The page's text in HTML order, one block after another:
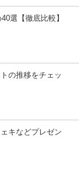
選【徹底比較】
の推移をチェッ
キなどプレゼン